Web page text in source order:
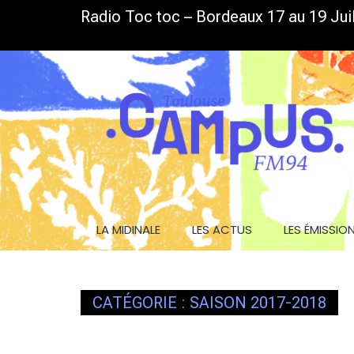
Radio Toc toc – Bordeaux 17 au 19
LA GRILLE D’ÉTÉ EST DE SORTIE
LA MIDINALE LES ACTUS LES
CATÉGORIE : SAISON 2017-2018